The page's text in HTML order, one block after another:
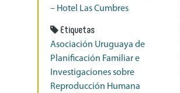
– Hotel Las Cumbres
Etiquetas
Asociación Uruguaya de
Planificación Familiar e
Investigaciones sobre
Reproducción Humana